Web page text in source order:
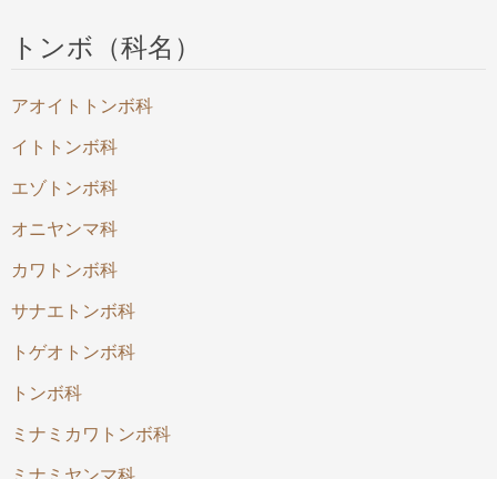
トンボ（科名）
アオイトトンボ科
イトトンボ科
エゾトンボ科
オニヤンマ科
カワトンボ科
サナエトンボ科
トゲオトンボ科
トンボ科
ミナミカワトンボ科
ミナミヤンマ科